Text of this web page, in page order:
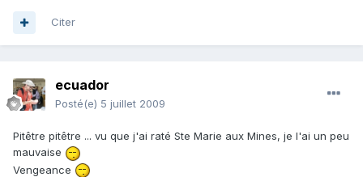
Citer
ecuador
Posté(e) 5 juillet 2009
Pitêtre pitêtre ... vu que j'ai raté Ste Marie aux Mines, je l'ai un peu
mauvaise
Vengeance